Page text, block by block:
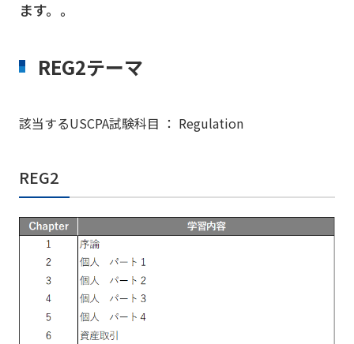
ます。。
REG2テーマ
該当するUSCPA試験科目 ： Regulation
REG2